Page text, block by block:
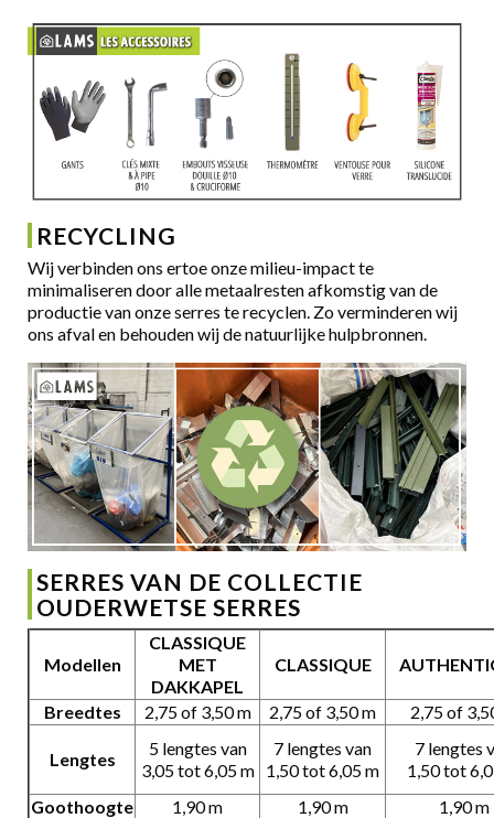
RECYCLING
Wij verbinden ons ertoe onze milieu-impact te
minimaliseren door alle metaalresten afkomstig van de
productie van onze serres te recyclen. Zo verminderen wij
ons afval en behouden wij de natuurlijke hulpbronnen.
SERRES VAN DE COLLECTIE
OUDERWETSE SERRES
Modellen
CLASSIQUE
MET
DAKKAPEL
CLASSIQUE
Breedtes 2,75 of 3,50 m 2,75 of 3,50 m 2,75 of
Lengtes
5 lengtes van
3,05 tot 6,05 m
7 lengtes van
1,50 tot 6,05 m
7 lengtes
1,50 tot
Goothoogte
1,90 m 1,90 m
1,90 m